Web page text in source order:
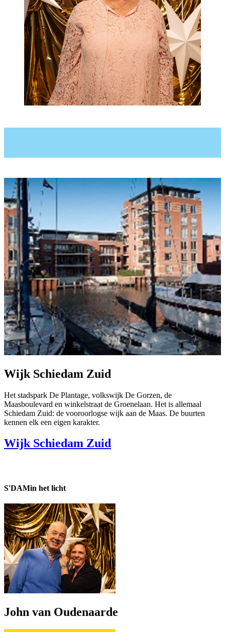
Wijk Schiedam Zuid
Het stadspark De Plantage, volkswijk De Gorzen, de
Maasboulevard en winkelstraat de Groenelaan. Het is allemaal
Schiedam Zuid: de vooroorlogse wijk aan de Maas. De buurten
kennen elk een eigen karakter.
Wijk Schiedam Zuid
S'DAMin het licht
John van Oudenaarde